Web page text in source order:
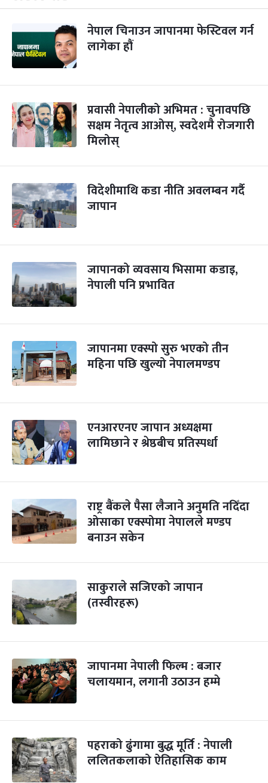
नेपाल चिनाउन जापानमा फेस्टिवल गर्न
लागेका हौं
प्रवासी नेपालीको अभिमत : चुनावपछि
सक्षम नेतृत्व आओस्, स्वदेशमै रोजगारी
मिलोस्
विदेशीमाथि कडा नीति अवलम्बन गर्दै
जापान
जापानको व्यवसाय भिसामा कडाइ,
नेपाली पनि प्रभावित
जापानमा एक्स्पो सुरु भएको तीन
महिना पछि खुल्यो नेपालमण्डप
एनआरएनए जापान अध्यक्षमा
लामिछाने र श्रेष्ठबीच प्रतिस्पर्धा
राष्ट्र बैंकले पैसा लैजाने अनुमति नदिँदा
ओसाका एक्स्पोमा नेपालले मण्डप
बनाउन सकेन
साकुराले सजिएको जापान
(तस्वीरहरू)
जापानमा नेपाली फिल्म : बजार
चलायमान, लगानी उठाउन हम्मे
पहराको ढुंगामा बुद्ध मूर्ति : नेपाली
ललितकलाको ऐतिहासिक काम